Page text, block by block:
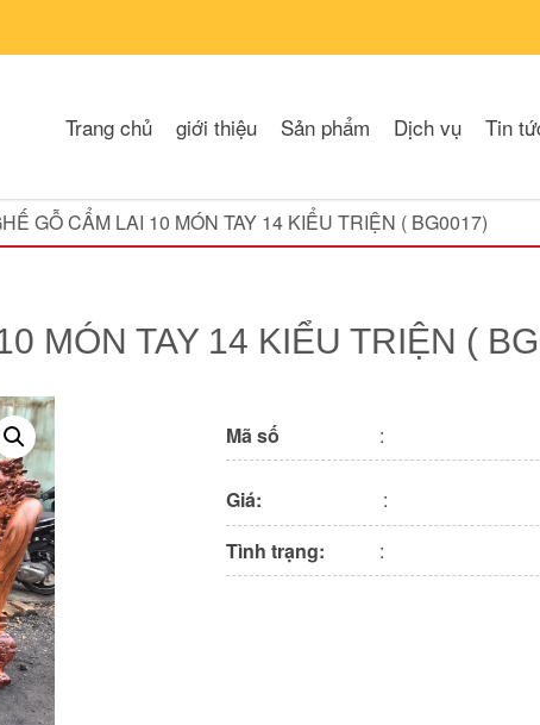
Trang chủ giới thiệu Sản phẩm Dịch vụ Tin
GỖ CẨM LAI 10 MÓN TAY 14 KIỂU TRIỆN ( BG0017)
MÓN TAY 14 KIỂU TRIỆN (
Mã số :
Giá: :
Tình trạng: :